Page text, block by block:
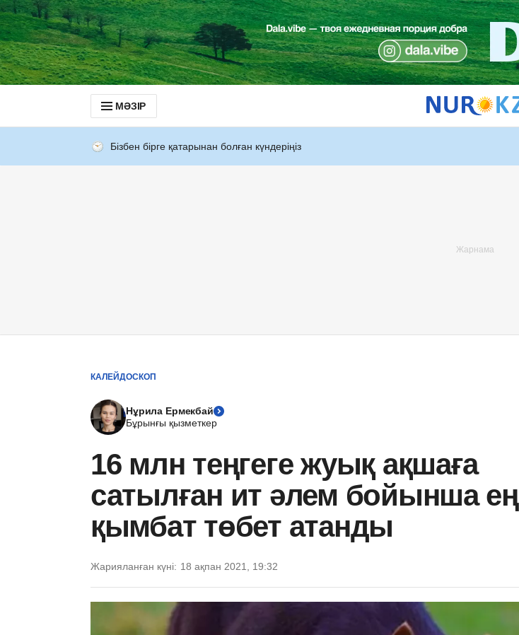
МӘЗІР
Бізбен бірге қатарынан болған күндеріңіз
КАЛЕЙДОСКОП
Нұрила Ермекбай
Бұрынғы қызметкер
16 млн теңгеге жуық ақшаға
сатылған ит әлем бойынша ең
қымбат төбет атанды
Жарияланған күні: 18 ақпан 2021, 19:32